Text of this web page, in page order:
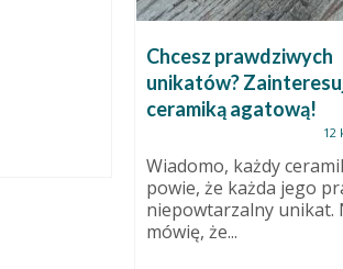
Chcesz prawdziwych
unikatów?
ceramiką agatową!
12
Wiadomo, każdy
powie, że każda jego
niepowtarzalny unikat.
mówię, że...